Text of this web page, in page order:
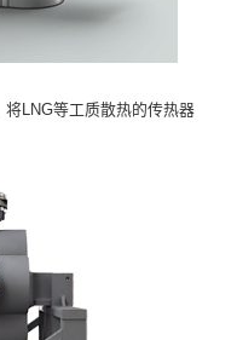
LNG等工质散热的传热器